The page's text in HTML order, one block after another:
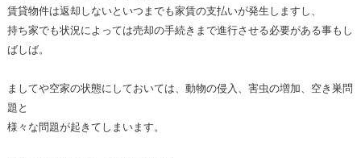
賃貸物件は返却しないといつまでも家賃の支払いが発生しますし、
持ち家でも状況によっては売却の手続きまで進行させる必要がある事もし
ばしば。
ましてや空家の状態にしておいては、動物の侵入、害虫の増加、空き巣問
題と
様々な問題が起きてしまいます。